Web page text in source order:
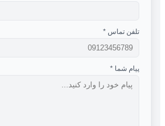
تلفن تماس *
پیام شما *